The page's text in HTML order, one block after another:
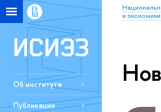
и
Об институте
Публикации